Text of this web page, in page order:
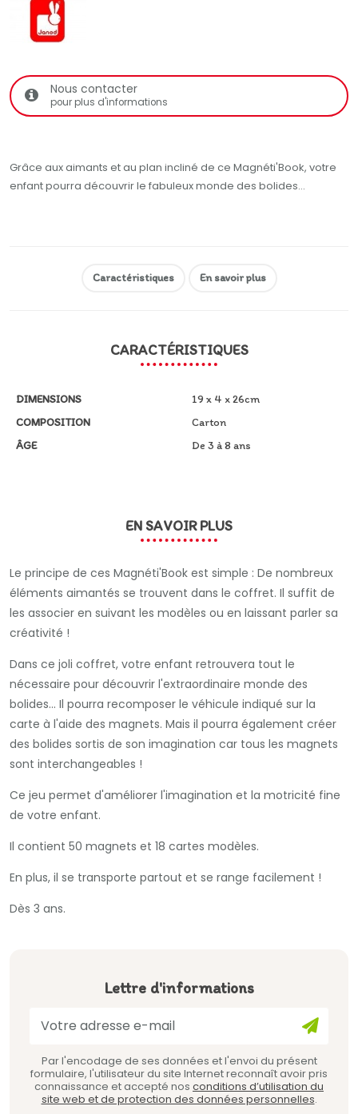
Nous contacter
pour plus d'informations
Grâce aux aimants et au plan incliné de ce Magnéti'Book, votre
enfant pourra découvrir le fabuleux monde des bolides...
Caractéristiques En savoir plus
CARACTÉRISTIQUES
DIMENSIONS
19 x 4 x 26cm
COMPOSITION
Carton
ÂGE
De 3 à 8 ans
EN SAVOIR PLUS
Le principe de ces Magnéti'Book est simple : De nombreux
éléments aimantés se trouvent dans le coffret. Il suffit de
les associer en suivant les modèles ou en laissant parler sa
créativité !
Dans ce joli coffret, votre enfant retrouvera tout le
nécessaire pour découvrir l'extraordinaire monde des
bolides... Il pourra recomposer le véhicule indiqué sur la
carte à l'aide des magnets. Mais il pourra également créer
des bolides sortis de son imagination car tous les magnets
sont interchangeables !
Ce jeu permet d'améliorer l'imagination et la motricité fine
de votre enfant.
Il contient 50 magnets et 18 cartes modèles.
En plus, il se transporte partout et se range facilement !
Dès 3 ans.
Lettre d'informations
Par l'encodage de ses données et l'envoi du présent
formulaire, l'utilisateur du site Internet reconnaît avoir pris
connaissance et accepté nos conditions d’utilisation du
site web et de protection des données personnelles.